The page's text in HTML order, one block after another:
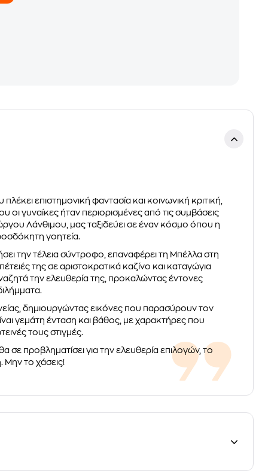
επιστημονική φαντασία και κοινωνική κριτική,
οι γυναίκες ήταν περιορισμένες από τις συμβάσεις
Λάνθιμου, μας ταξιδεύει σε έναν κόσμο όπου η
γοητεία.
την τέλεια σύντροφο, επαναφέρει τη Μπέλλα στη
της σε αριστοκρατικά καζίνο και καταγώγια
την ελευθερία της, προκαλώντας έντονες
δημιουργώντας εικόνες που παρασύρουν τον
γεμάτη ένταση και βάθος, με χαρακτήρες που
τους στιγμές.
σε προβληματίσει για την ελευθερία επιλογών, το
Μην το χάσεις!